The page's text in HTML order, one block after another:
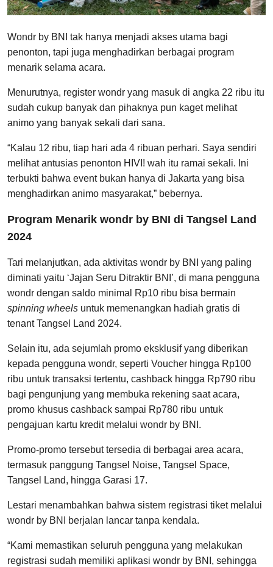
Wondr by BNI tak hanya menjadi akses utama bagi
penonton, tapi juga menghadirkan berbagai program
menarik selama acara.
Menurutnya, register wondr yang masuk di angka 22 ribu itu
sudah cukup banyak dan pihaknya pun kaget melihat
animo yang banyak sekali dari sana.
“Kalau 12 ribu, tiap hari ada 4 ribuan perhari. Saya sendiri
melihat antusias penonton HIVI! wah itu ramai sekali. Ini
terbukti bahwa event bukan hanya di Jakarta yang bisa
menghadirkan animo masyarakat,” bebernya.
Program Menarik wondr by BNI di Tangsel Land
2024
Tari melanjutkan, ada aktivitas wondr by BNI yang paling
diminati yaitu ‘Jajan Seru Ditraktir BNI’, di mana pengguna
wondr dengan saldo minimal Rp10 ribu bisa bermain
spinning wheels untuk memenangkan hadiah gratis di
tenant Tangsel Land 2024.
Selain itu, ada sejumlah promo eksklusif yang diberikan
kepada pengguna wondr, seperti Voucher hingga Rp100
ribu untuk transaksi tertentu, cashback hingga Rp790 ribu
bagi pengunjung yang membuka rekening saat acara,
promo khusus cashback sampai Rp780 ribu untuk
pengajuan kartu kredit melalui wondr by BNI.
Promo-promo tersebut tersedia di berbagai area acara,
termasuk panggung Tangsel Noise, Tangsel Space,
Tangsel Land, hingga Garasi 17.
Lestari menambahkan bahwa sistem registrasi tiket melalui
wondr by BNI berjalan lancar tanpa kendala.
“Kami memastikan seluruh pengguna yang melakukan
registrasi sudah memiliki aplikasi wondr by BNI, sehingga